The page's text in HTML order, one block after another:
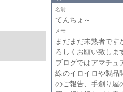
名前
てんちょ～
メモ
まだまだ未熟者です
ろしくお願い致しま
ブログではアマチュ
線のイロイロや製品
のご報告、手創り屋